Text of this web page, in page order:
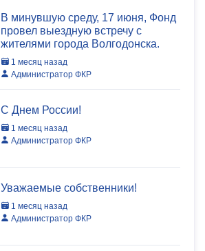
В минувшую среду, 17 июня, Фонд
провел выездную встречу с
жителями города Волгодонска.
1 месяц назад
Администратор ФКР
C Днем России!
1 месяц назад
Администратор ФКР
Уважаемые собственники!
1 месяц назад
Администратор ФКР